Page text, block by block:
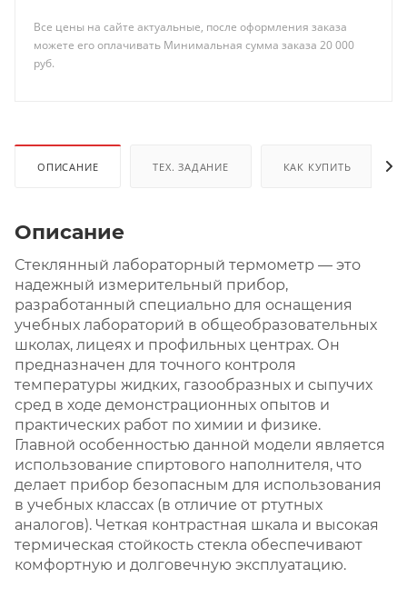
Все цены на сайте актуальные, после оформления заказа
можете его оплачивать Минимальная сумма заказа 20 000
руб.
ОПИСАНИЕ ТЕХ. ЗАДАНИЕ КАК КУПИТЬ
Описание
Стеклянный лабораторный термометр — это
надежный измерительный прибор,
разработанный специально для оснащения
учебных лабораторий в общеобразовательных
школах, лицеях и профильных центрах. Он
предназначен для точного контроля
температуры жидких, газообразных и сыпучих
сред в ходе демонстрационных опытов и
практических работ по химии и физике.
Главной особенностью данной модели является
использование спиртового наполнителя, что
делает прибор безопасным для использования
в учебных классах (в отличие от ртутных
аналогов). Четкая контрастная шкала и высокая
термическая стойкость стекла обеспечивают
комфортную и долговечную эксплуатацию.